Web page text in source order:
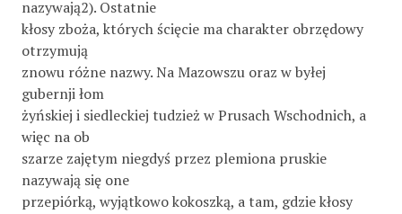
nazywają2). Ostatnie
kłosy zboża, których ścięcie ma charakter obrzędowy
otrzymują
znowu różne nazwy. Na Mazowszu oraz w byłej
gubernji łom­
żyńskiej i siedleckiej tudzież w Prusach Wschodnich, a
więc na ob­
szarze zajętym niegdyś przez plemiona pruskie
nazywają się one
przepiórką, wyjątkowo kokoszką, a tam, gdzie kłosy